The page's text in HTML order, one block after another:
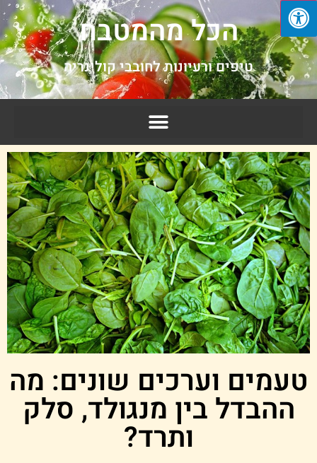
הכל מהמטבח
טיפים ורעיונות לחובבי קולינריה
וערכים שונים: מה
ההבדל בין מנגולד, סלק
ותרד?